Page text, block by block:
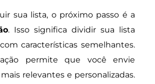
sua lista, o próximo passo é a
. Isso significa dividir sua lista
características semelhantes.
permite que você envie
relevantes e personalizadas.